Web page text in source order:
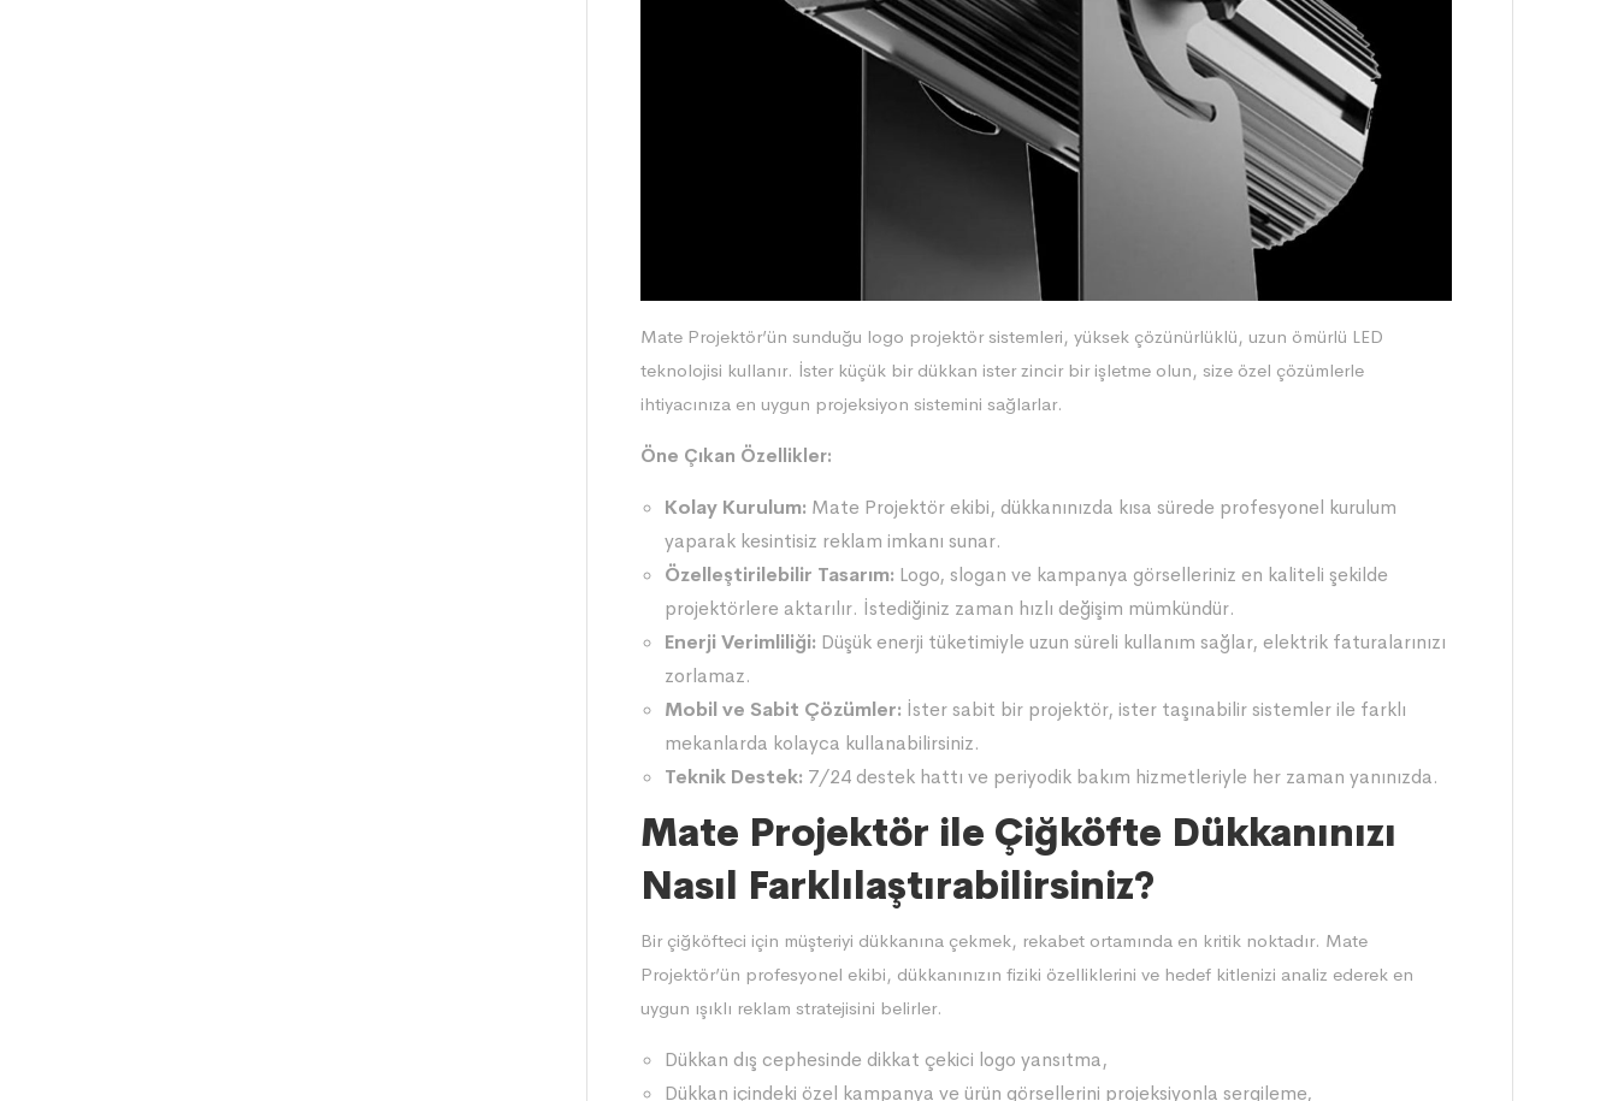
Mate Projektör’ün sunduğu logo projektör sistemleri, yüksek çözünürlüklü, uzun ömürlü LED
teknolojisi kullanır. İster küçük bir dükkan ister zincir bir işletme olun, size özel çözümlerle
ihtiyacınıza en uygun projeksiyon sistemini sağlarlar.
Öne Çıkan Özellikler:
Kolay Kurulum: Mate Projektör ekibi, dükkanınızda kısa sürede profesyonel kurulum
yaparak kesintisiz reklam imkanı sunar.
Özelleştirilebilir Tasarım: Logo, slogan ve kampanya görselleriniz en kaliteli şekilde
projektörlere aktarılır. İstediğiniz zaman hızlı değişim mümkündür.
Enerji Verimliliği: Düşük enerji tüketimiyle uzun süreli kullanım sağlar, elektrik faturalarınızı
zorlamaz.
Mobil ve Sabit Çözümler: İster sabit bir projektör, ister taşınabilir sistemler ile farklı
mekanlarda kolayca kullanabilirsiniz.
Teknik Destek: 7/24 destek hattı ve periyodik bakım hizmetleriyle her zaman yanınızda.
Mate Projektör ile Çiğköfte Dükkanınızı
Nasıl Farklılaştırabilirsiniz?
Bir çiğköfteci için müşteriyi dükkanına çekmek, rekabet ortamında en kritik noktadır. Mate
Projektör’ün profesyonel ekibi, dükkanınızın fiziki özelliklerini ve hedef kitlenizi analiz ederek en
uygun ışıklı reklam stratejisini belirler.
Dükkan dış cephesinde dikkat çekici logo yansıtma,
Dükkan içindeki özel kampanya ve ürün görsellerini projeksiyonla sergileme,